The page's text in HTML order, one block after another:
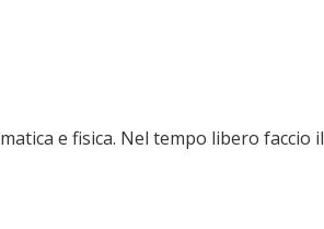
e fisica. Nel tempo libero faccio il